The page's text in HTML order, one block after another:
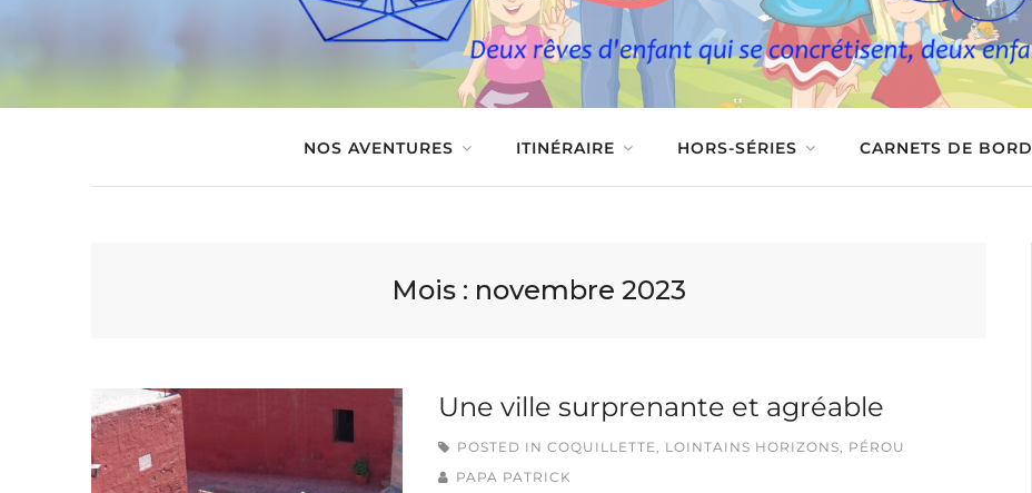
NOS AVENTURES ITINÉRAIRE HORS-SÉRIES CARNETS DE BORD
Mois : novembre 2023
Une ville surprenante et agréable
POSTED IN COQUILLETTE, LOINTAINS HORIZONS, PÉROU
PAPA PATRICK